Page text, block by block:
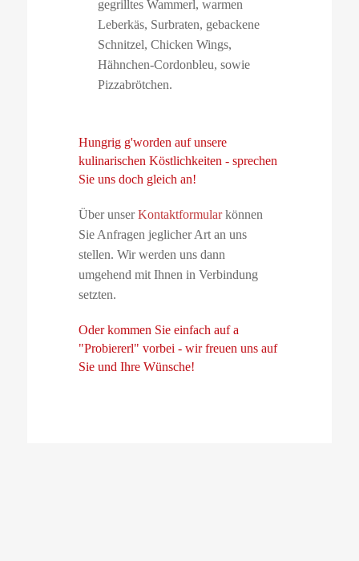
gegrilltes Wammerl, warmen
Leberkäs, Surbraten, gebackene
Schnitzel, Chicken Wings,
Hähnchen-Cordonbleu, sowie
Pizzabrötchen.
Hungrig g'worden auf unsere
kulinarischen Köstlichkeiten - sprechen
Sie uns doch gleich an!
Über unserKontaktformularkönnen
Sie Anfragen jeglicher Art an uns
stellen. Wir werden uns dann
umgehend mit Ihnen in Verbindung
setzten.
Oder kommen Sie einfach auf a
"Probiererl" vorbei - wir freuen uns auf
Sie und Ihre Wünsche!